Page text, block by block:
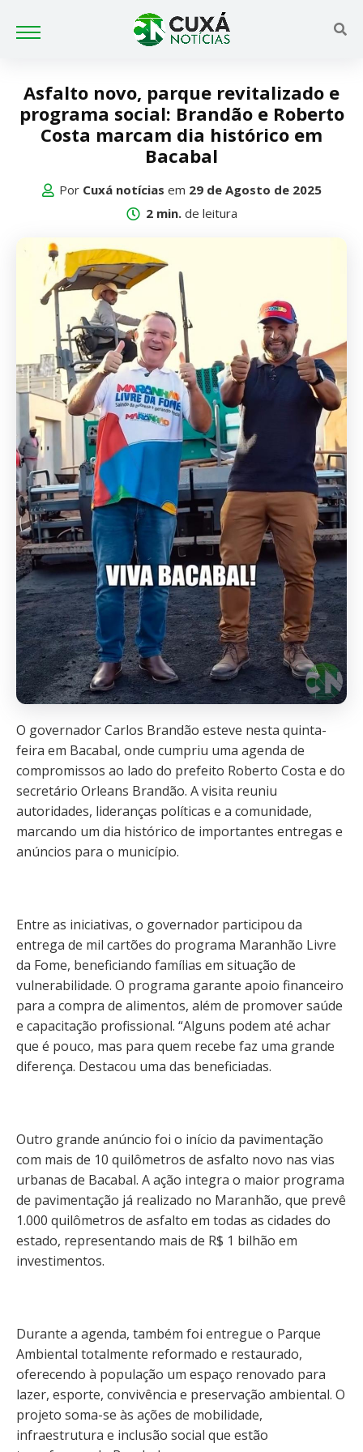
Asfalto novo, parque revitalizado e
programa social: Brandão e Roberto
Costa marcam dia histórico em
Bacabal
Por Cuxá notícias em 29 de Agosto de 2025
2 min.de leitura
O governador Carlos Brandão esteve nesta quinta-
feira em Bacabal, onde cumpriu uma agenda de
compromissos ao lado do prefeito Roberto Costa e do
secretário Orleans Brandão. A visita reuniu
autoridades, lideranças políticas e a comunidade,
marcando um dia histórico de importantes entregas e
anúncios para o município.
Entre as iniciativas, o governador participou da
entrega de mil cartões do programa Maranhão Livre
da Fome, beneficiando famílias em situação de
vulnerabilidade. O programa garante apoio financeiro
para a compra de alimentos, além de promover saúde
e capacitação profissional. “Alguns podem até achar
que é pouco, mas para quem recebe faz uma grande
diferença. Destacou uma das beneficiadas.
Outro grande anúncio foi o início da pavimentação
com mais de 10 quilômetros de asfalto novo nas vias
urbanas de Bacabal. A ação integra o maior programa
de pavimentação já realizado no Maranhão, que prevê
1.000 quilômetros de asfalto em todas as cidades do
estado, representando mais de R$ 1 bilhão em
investimentos.
Durante a agenda, também foi entregue o Parque
Ambiental totalmente reformado e restaurado,
oferecendo à população um espaço renovado para
lazer, esporte, convivência e preservação ambiental. O
projeto soma-se às ações de mobilidade,
infraestrutura e inclusão social que estão